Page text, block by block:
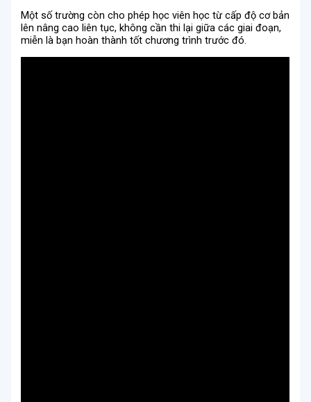
Một số trường còn cho phép học viên học từ cấp độ cơ bản
lên nâng cao liên tục, không cần thi lại giữa các giai đoạn,
miễn là bạn hoàn thành tốt chương trình trước đó.